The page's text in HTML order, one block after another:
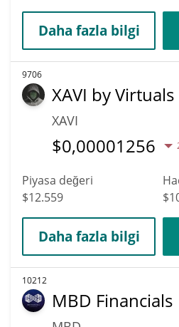
Daha fazla bilgi
9706
XAVI by Virtuals
XAVI
$0,00001256
Piyasa değeri
$12.559
Daha fazla bilgi
10212
MBD Financials